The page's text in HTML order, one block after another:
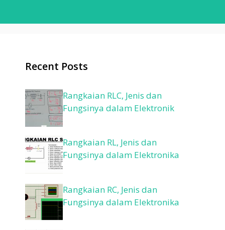
Recent Posts
Rangkaian RLC, Jenis dan
Fungsinya dalam Elektronik
Rangkaian RL, Jenis dan
Fungsinya dalam Elektronika
Rangkaian RC, Jenis dan
Fungsinya dalam Elektronika